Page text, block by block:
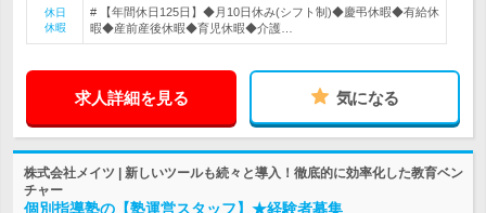
休日
休暇
# 【年間休日125日】◆月10日休み(シフト制)◆慶弔休暇◆有給休
暇◆産前産後休暇◆育児休暇◆介護…
求人詳細を見る 気になる
株式会社メイツ | 新しいツールも続々と導入！徹底的に効率化した教育ベン
チャー
個別指導塾の【塾運営スタッフ】★経験者募集